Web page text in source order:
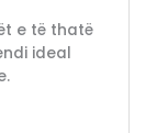
e të thatë
ideal